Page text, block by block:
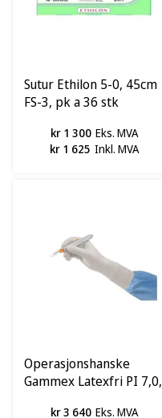
Sutur Ethilon 5-0, 45cm
FS-3, pk a 36 stk
kr 1 300 Eks. MVA
kr 1 625 Inkl. MVA
Operasjonshanske
Gammex Latexfri PI 7,0,
kr 3 640 Eks. MVA